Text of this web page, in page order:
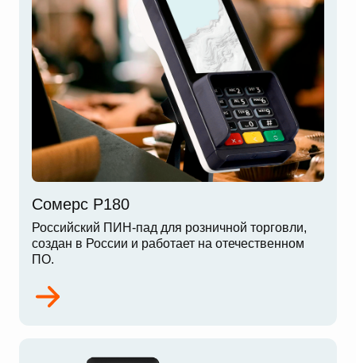
Сомерс P180
Российский ПИН-пад для розничной торговли,
создан в России и работает на отечественном
ПО.